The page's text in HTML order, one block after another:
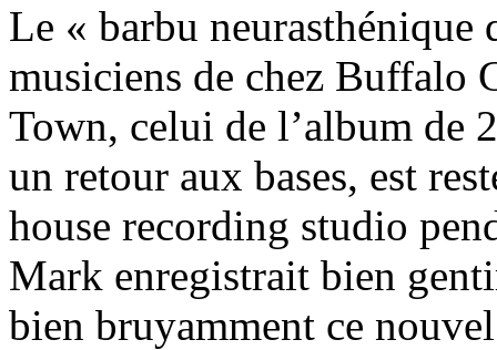
Le « barbu neurasthénique
musiciens de chez Buffalo
Town, celui de l’album de
un retour aux bases, est
house recording studio
Mark enregistrait bien
bien bruyamment ce